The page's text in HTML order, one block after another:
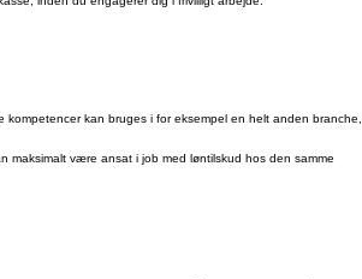
kan bruges i for eksempel en helt anden branche,
maksimalt være ansat i job med løntilskud hos den samme